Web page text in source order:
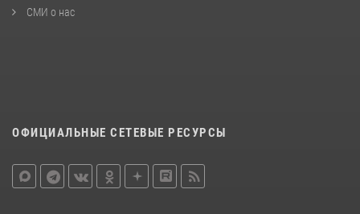
СМИ о нас
ОФИЦИАЛЬНЫЕ СЕТЕВЫЕ РЕСУРСЫ